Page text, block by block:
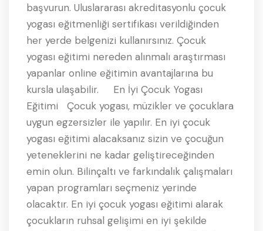
başvurun. Uluslararası akreditasyonlu çocuk
yogası eğitmenliği sertifikası verildiğinden
her yerde belgenizi kullanırsınız. Çocuk
yogası eğitimi nereden alınmalı araştırması
yapanlar online eğitimin avantajlarına bu
kursla ulaşabilir. En İyi Çocuk Yogası
Eğitimi Çocuk yogası, müzikler ve çocuklara
uygun egzersizler ile yapılır. En iyi çocuk
yogası eğitimi alacaksanız sizin ve çocuğun
yeteneklerini ne kadar geliştireceğinden
emin olun. Bilinçaltı ve farkındalık çalışmaları
yapan programları seçmeniz yerinde
olacaktır. En iyi çocuk yogası eğitimi alarak
çocukların ruhsal gelişimi en iyi şekilde